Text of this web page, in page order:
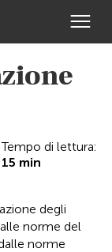
Tempo di lettura:
15 min
degli
norme del
norme